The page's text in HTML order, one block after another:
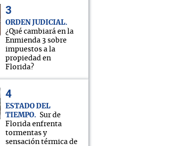
ORDEN JUDICIAL
¿Qué cambiará en la
Enmienda 3 sobre
impuestos a la
propiedad en
Florida?
ESTADO DEL
TIEMPO
Sur de
Florida enfrenta
tormentas y
sensación térmica de